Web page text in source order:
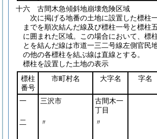
十六 古間木急傾斜地崩壊危険区域
次に掲げる地番の土地に設置した標柱
までを順次結んだ線及び標柱一号と標柱
に囲まれた区域。この場合において、標
とを結んだ線は市道一三二号線左側官民
の他の各標柱を結ぶ線は直線とする。
標柱を設置した土地の表示
標柱
番号
市町村名 大字名 字名
一 三沢市
古間木一
丁目
二 〃 〃